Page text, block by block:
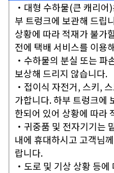
・대형 수하물(큰 캐리어
부 트렁크에 보관해 드립
상황에 따라 적재가 불가
전에 택배 서비스를 이용
・수하물의 분실 또는 파
보상해 드리지 않습니다.
・접이식 자전거, 스키,
가합니다. 하부 트렁크에
한되어 있어 상황에 따라
・귀중품 및 전자기기는
내에 휴대하시고 고객님
랍니다.
・도로 및 기상 상황 등